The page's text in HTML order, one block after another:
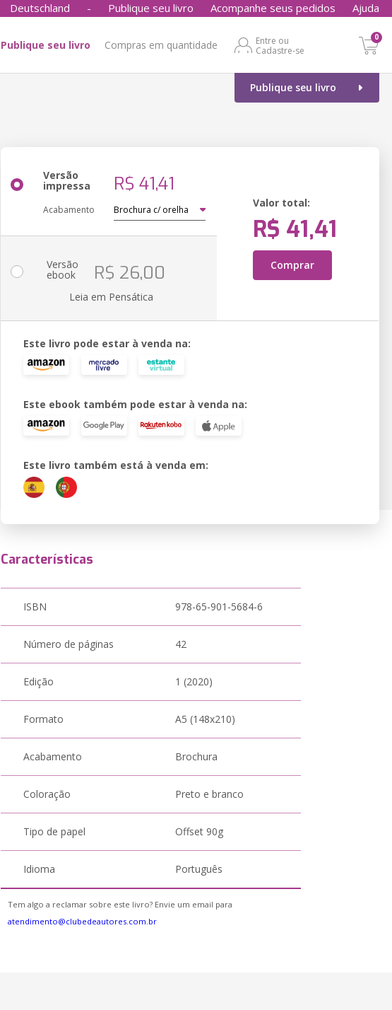
Deutschland - Publique seu livro Acompanhe seus pedidos Ajuda
Publique seu livro Compras em quantidade
Entre ou
Cadastre-se
0
Publique seu livro
Versão
impressa R$ 41,41
Acabamento
Valor total:
R$ 41,41
Comprar
Versão
ebook R$ 26,00
Leia em Pensática
Este livro pode estar à venda na:
Este ebook também pode estar à venda na:
Este livro também está à venda em:
Características
ISBN 978-65-901-5684-6
Número de páginas 42
Edição 1 (2020)
Formato A5 (148x210)
Acabamento Brochura
Coloração Preto e branco
Tipo de papel Offset 90g
Idioma Português
Tem algo a reclamar sobre este livro? Envie um email para
atendimento@clubedeautores.com.br